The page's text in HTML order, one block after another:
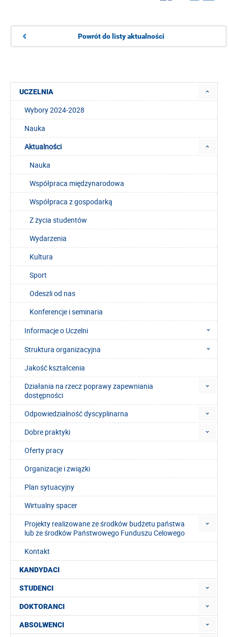
Powrót do listy aktualności
UCZELNIA
Wybory 2024-2028
Nauka
Aktualności
Nauka
Współpraca międzynarodowa
Współpraca z gospodarką
Z życia studentów
Wydarzenia
Kultura
Sport
Odeszli od nas
Konferencje i seminaria
Informacje o Uczelni
Struktura organizacyjna
Jakość kształcenia
Działania na rzecz poprawy zapewniania
dostępności
Odpowiedzialność dyscyplinarna
Dobre praktyki
Oferty pracy
Organizacje i związki
Plan sytuacyjny
Wirtualny spacer
Projekty realizowane ze środków budżetu państwa
lub ze środków Państwowego Funduszu Celowego
Kontakt
KANDYDACI
STUDENCI
DOKTORANCI
ABSOLWENCI